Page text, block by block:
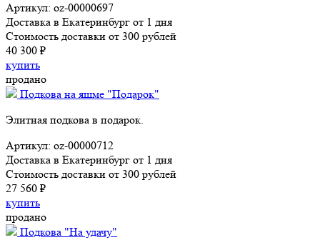
Артикул: oz-00000697
Доставка в Екатеринбург от 1 дня
Стоимость доставки от 300 рублей
40 300 ₽
купить
продано
Подкова на яшме "Подарок"
Элитная подкова в подарок.
Артикул: oz-00000712
Доставка в Екатеринбург от 1 дня
Стоимость доставки от 300 рублей
27 560 ₽
купить
продано
Подкова "На удачу"